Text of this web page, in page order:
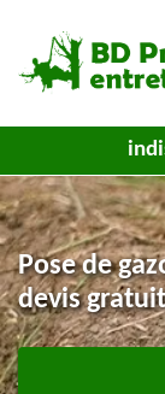
Pose de
devis gratuit